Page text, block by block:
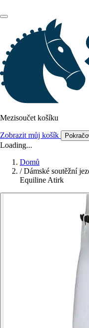
Mezisoučet košíku
Zobrazit můj košík
Loading...
Domů
/ Dámské soutěžní
Equiline Atirk